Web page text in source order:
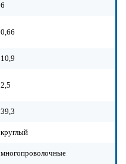
6
0,66
10,9
2,5
39,3
круглый
многопроволочные